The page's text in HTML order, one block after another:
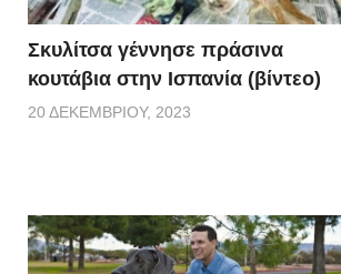
Σκυλίτσα γέννησε πράσινα
κουτάβια στην Ισπανία (βίντεο)
20 ΔΕΚΕΜΒΡΊΟΥ, 2023